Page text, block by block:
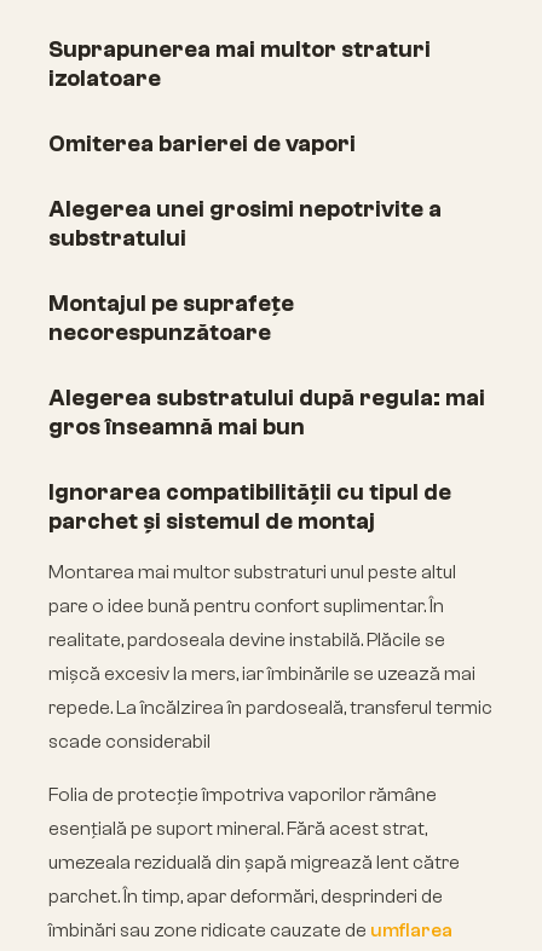
Suprapunerea mai multor straturi
izolatoare
Omiterea barierei de vapori
Alegerea unei grosimi nepotrivite a
substratului
Montajul pe suprafețe
necorespunzătoare
Alegerea substratului după regula: mai
gros înseamnă mai bun
Ignorarea compatibilității cu tipul de
parchet și sistemul de montaj
Montarea mai multor substraturi unul peste altul
pare o idee bună pentru confort suplimentar. În
realitate, pardoseala devine instabilă. Plăcile se
mișcă excesiv la mers, iar îmbinările se uzează mai
repede. La încălzirea în pardoseală, transferul termic
scade considerabil
Folia de protecție împotriva vaporilor rămâne
esențială pe suport mineral. Fără acest strat,
umezeala reziduală din șapă migrează lent către
parchet. În timp, apar deformări, desprinderi de
îmbinări sau zone ridicate cauzate de umflarea